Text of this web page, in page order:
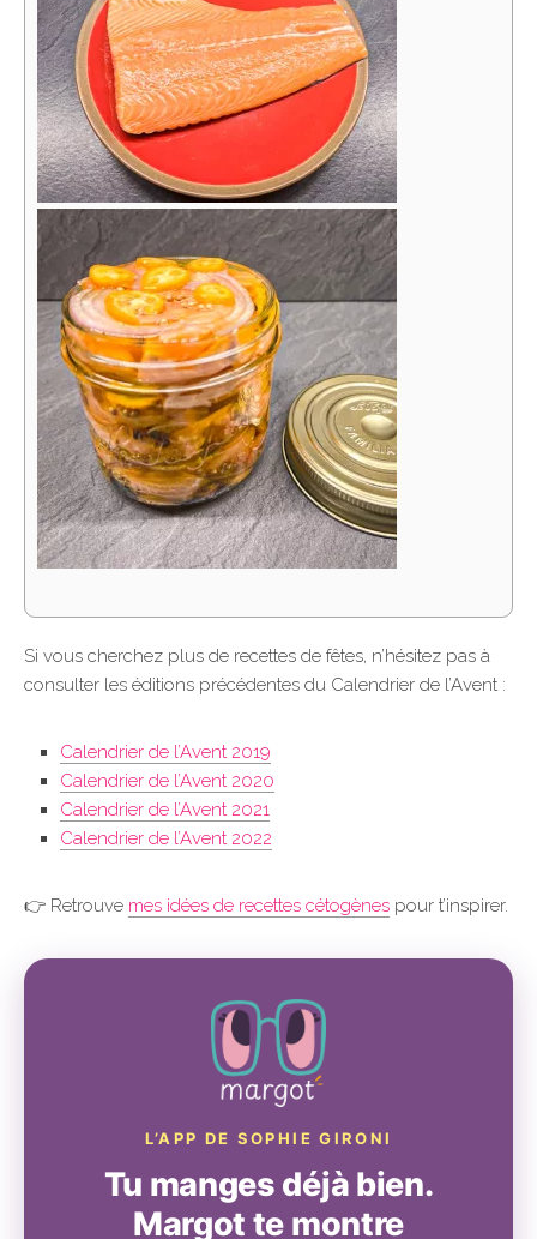
Si vous cherchez plus de recettes de fêtes, n’hésitez pas à
consulter les éditions précédentes du Calendrier de l’Avent :
Calendrier de l’Avent 2019
Calendrier de l’Avent 2020
Calendrier de l’Avent 2021
Calendrier de l’Avent 2022
👉 Retrouve mes idées de recettes cétogènes pour t’inspirer.
L’APP DE SOPHIE GIRONI
Tu manges déjà bien.
Margot te montre